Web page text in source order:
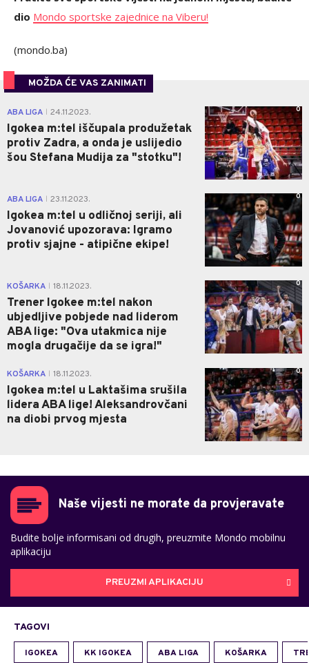
dio Mondo sportske zajednice na Viberu!
(mondo.ba)
MOŽDA ĆE VAS ZANIMATI
ABA LIGA 24.11.2023.
Igokea m:tel iščupala produžetak
protiv Zadra, a onda je uslijedio
šou Stefana Mudija za "stotku"!
0
ABA LIGA 23.11.2023.
Igokea m:tel u odličnoj seriji, ali
Jovanović upozorava: Igramo
protiv sjajne - atipične ekipe!
0
KOŠARKA 18.11.2023.
Trener Igokee m:tel nakon
ubjedljive pobjede nad liderom
ABA lige: "Ova utakmica nije
mogla drugačije da se igra!"
0
KOŠARKA 18.11.2023.
Igokea m:tel u Laktašima srušila
lidera ABA lige! Aleksandrovčani
na diobi prvog mjesta
0
Naše vijesti ne morate da provjeravate
Budite bolje informisani od drugih, preuzmite Mondo mobilnu
aplikaciju
PREUZMI APLIKACIJU
TAGOVI
IGOKEA KK IGOKEA ABA LIGA KOŠARKA